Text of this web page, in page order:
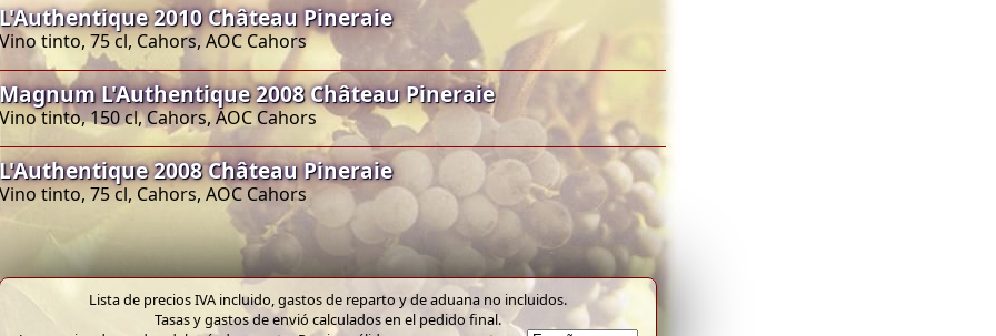
L'Authentique 2010 Château Pineraie
Vino tinto, 75 cl, Cahors, AOC Cahors
Magnum L'Authentique 2008 Château Pineraie
Vino tinto, 150 cl, Cahors, AOC Cahors
L'Authentique 2008 Château Pineraie
Vino tinto, 75 cl, Cahors, AOC Cahors
Lista de precios IVA incluido, gastos de reparto y de aduana no incluidos.
Tasas y gastos de envió calculados en el pedido final.